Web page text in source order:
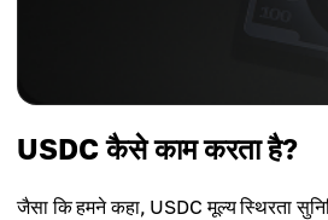
USDC कैसे काम करता है?
जैसा कि हमने कहा, USDC मूल्य स्थिरता